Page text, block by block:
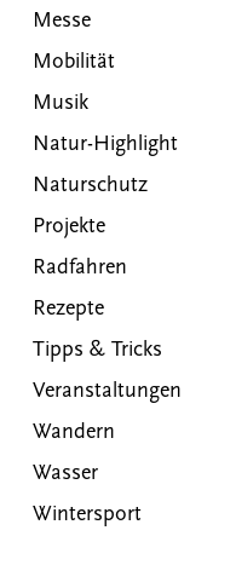
Messe
Mobilität
Musik
Natur-Highlight
Naturschutz
Projekte
Radfahren
Rezepte
Tipps & Tricks
Veranstaltungen
Wandern
Wasser
Wintersport